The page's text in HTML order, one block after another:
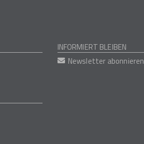
INFORMIERT BLEIBEN
Newsletter abonnieren